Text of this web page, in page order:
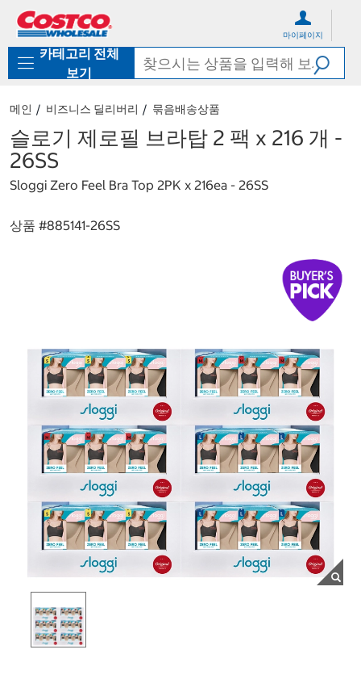
로
기
가
마이페이지
카테고리 전체
보기
메인 비즈니스 딜리버리 묶음배송상품
슬로기 제로필 브라탑 2 팩 x 216 개 -
26SS
Sloggi Zero Feel Bra Top 2PK x 216ea - 26SS
상품 #885141-26SS